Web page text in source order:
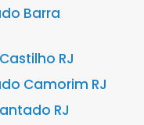
Barra
RJ
Camorim RJ
RJ